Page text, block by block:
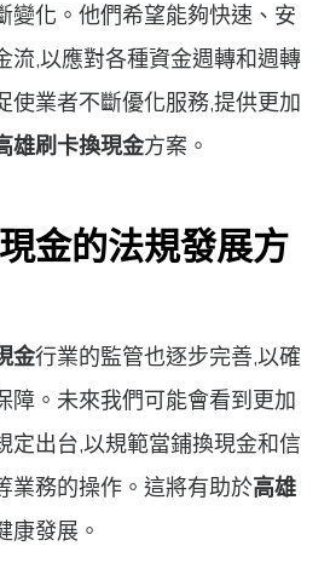
變化。他們希望能夠快速、安
流,以應對各種資金週轉和週轉
使業者不斷優化服務,提供更加
雄刷卡換現金方案。
金的法規發展方
金行業的監管也逐步完善,以確
障。未來我們可能會看到更加
定出台,以規範當鋪換現金和信
業務的操作。這將有助於高雄
康發展。